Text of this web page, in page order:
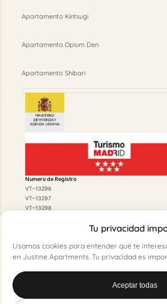
Tu privacidad
Usamos cookies para entender qué te
en Justine Apartments. Tu privacidad es
Aceptar todas
Apartamento Kintsugi
Apartamento Opium Den
Apartamento Shibari
Numero de Registro
VT–13296
VT–13297
VT–13298